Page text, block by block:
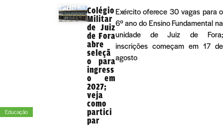
Educação
Colégio
Militar
de Juiz
de Fora
abre
seleçã
o para
ingress
o em
2027;
veja
como
partici
par
Exército oferece 30 vagas para o
6º ano do Ensino Fundamental na
unidade de Juiz de Fora;
inscrições começam em 17 de
agosto